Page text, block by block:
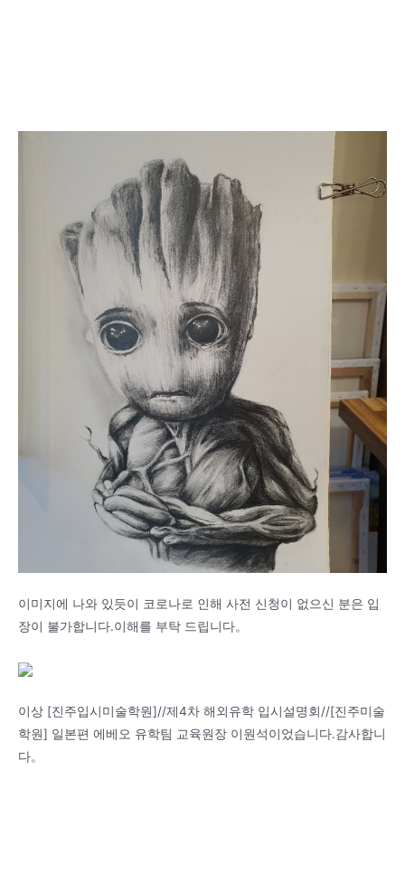
이미지에 나와 있듯이 코로나로 인해 사전 신청이 없으신 분은 입
장이 불가합니다.이해를 부탁 드립니다。
이상 [진주입시미술학원]//제4차 해외유학 입시설명회//[진주미술
학원] 일본편 에베오 유학팀 교육원장 이원석이었습니다.감사합니
다。